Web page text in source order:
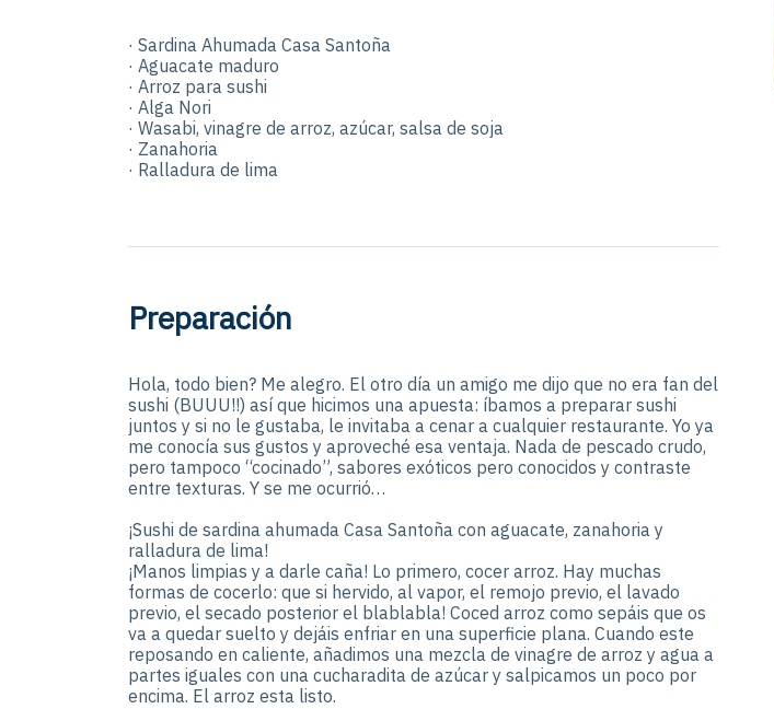
· Sardina Ahumada Casa Santoña
· Aguacate maduro
· Arroz para sushi
· Alga Nori
· Wasabi, vinagre de arroz, azúcar, salsa de soja
· Zanahoria
· Ralladura de lima
Preparación
Hola, todo bien? Me alegro. El otro día un amigo me dijo que no era fan del
sushi (BUUU!!) así que hicimos una apuesta: íbamos a preparar sushi
juntos y si no le gustaba, le invitaba a cenar a cualquier restaurante. Yo ya
me conocía sus gustos y aproveché esa ventaja. Nada de pescado crudo,
pero tampoco “cocinado”, sabores exóticos pero conocidos y contraste
entre texturas. Y se me ocurrió…
¡Sushi de sardina ahumada Casa Santoña con aguacate, zanahoria y
ralladura de lima!
¡Manos limpias y a darle caña! Lo primero, cocer arroz. Hay muchas
formas de cocerlo: que si hervido, al vapor, el remojo previo, el lavado
previo, el secado posterior el blablabla! Coced arroz como sepáis que os
va a quedar suelto y dejáis enfriar en una superficie plana. Cuando este
reposando en caliente, añadimos una mezcla de vinagre de arroz y agua a
partes iguales con una cucharadita de azúcar y salpicamos un poco por
encima. El arroz esta listo.